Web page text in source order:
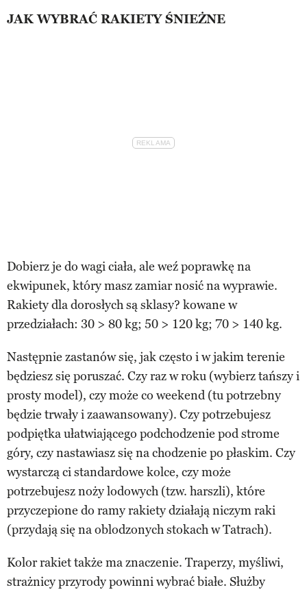
JAK WYBRAĆ RAKIETY ŚNIEŻNE
Dobierz je do wagi ciała, ale weź poprawkę na
ekwipunek, który masz zamiar nosić na wyprawie.
Rakiety dla dorosłych są sklasy? kowane w
przedziałach: 30 > 80 kg; 50 > 120 kg; 70 > 140 kg.
Następnie zastanów się, jak często i w jakim terenie
będziesz się poruszać. Czy raz w roku (wybierz tańszy i
prosty model), czy może co weekend (tu potrzebny
będzie trwały i zaawansowany). Czy potrzebujesz
podpiętka ułatwiającego podchodzenie pod strome
góry, czy nastawiasz się na chodzenie po płaskim. Czy
wystarczą ci standardowe kolce, czy może
potrzebujesz noży lodowych (tzw. harszli), które
przyczepione do ramy rakiety działają niczym raki
(przydają się na oblodzonych stokach w Tatrach).
Kolor rakiet także ma znaczenie. Traperzy, myśliwi,
strażnicy przyrody powinni wybrać białe. Służby